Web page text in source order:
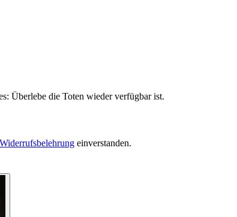
Überlebe die Toten wieder verfügbar ist.
Widerrufsbelehrung einverstanden.